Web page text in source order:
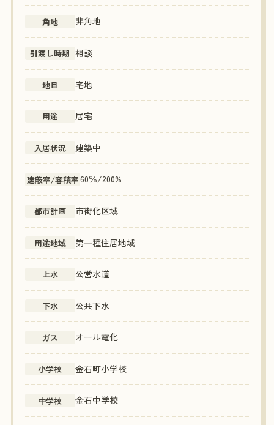
角地 非角地
引渡し時期 相談
地目 宅地
用途 居宅
入居状況 建築中
建蔽率/容積率60％/200%
都市計画 市街化区域
用途地域 第一種住居地域
上水 公営水道
下水 公共下水
ガス オール電化
小学校 金石町小学校
中学校 金石中学校